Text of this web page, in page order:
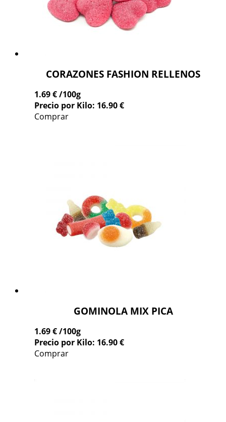
CORAZONES FASHION RELLENOS
1.69 €/100g
Precio por Kilo: 16.90 €
Comprar
GOMINOLA MIX PICA
1.69 €/100g
Precio por Kilo: 16.90 €
Comprar